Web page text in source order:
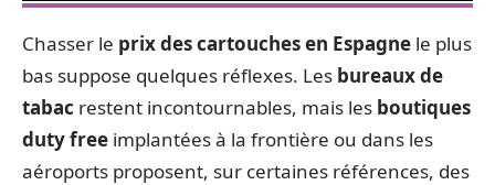
Chasser le prix des cartouches en Espagne le plus
bas suppose quelques réflexes. Les bureaux de
tabac restent incontournables, mais les boutiques
duty free implantées à la frontière ou dans les
aéroports proposent, sur certaines références, des